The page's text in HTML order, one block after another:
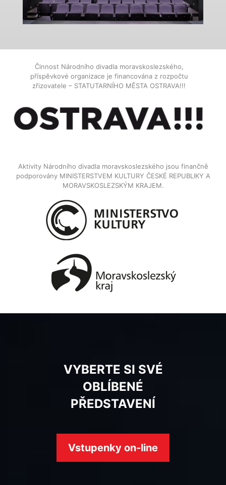
Činnost Národního divadla moravskoslezského,
příspěvkové organizace je financována z rozpočtu
zřizovatele – STATUTARNÍHO MĚSTA OSTRAVA!!!
Aktivity Národního divadla moravskoslezského jsou finančně
podporovány MINISTERSTVEM KULTURY ČESKÉ REPUBLIKY A
MORAVSKOSLEZSKÝM KRAJEM.
VYBERTE SI SVÉ
OBLÍBENÉ
PŘEDSTAVENÍ
Vstupenky on-line